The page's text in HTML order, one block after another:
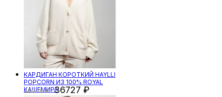
КАРДИГАН КОРОТКИЙ HAYLLI
POPCORN ИЗ 100% ROYAL
КАШЕМИРА
48970 36727